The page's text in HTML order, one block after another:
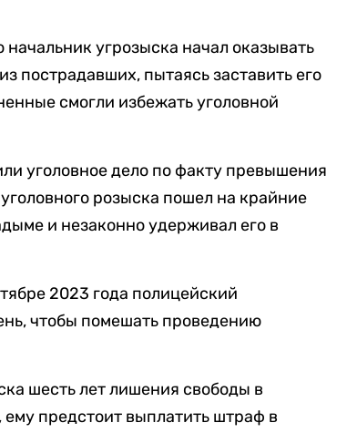
начальник угрозыска начал оказывать
пострадавших, пытаясь заставить его
смогли избежать уголовной
уголовное дело по факту превышения
розыска пошел на крайние
и незаконно удерживал его в
2023 года полицейский
чтобы помешать проведению
шесть лет лишения свободы в
предстоит выплатить штраф в